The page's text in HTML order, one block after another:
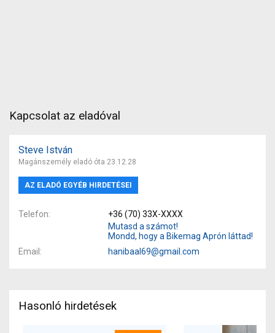
Kapcsolat az eladóval
Steve István
Magánszemély eladó óta 23.12.28
AZ ELADÓ EGYÉB HIRDETÉSEI
Telefon
+36 (70) 33X-XXXX
Mutasd a számot!
Mondd, hogy a Bikemag Aprón láttad!
Email
hanibaal69@gmail.com
Hasonló hirdetések